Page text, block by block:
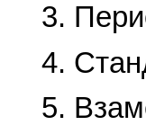
3.
4.
5.